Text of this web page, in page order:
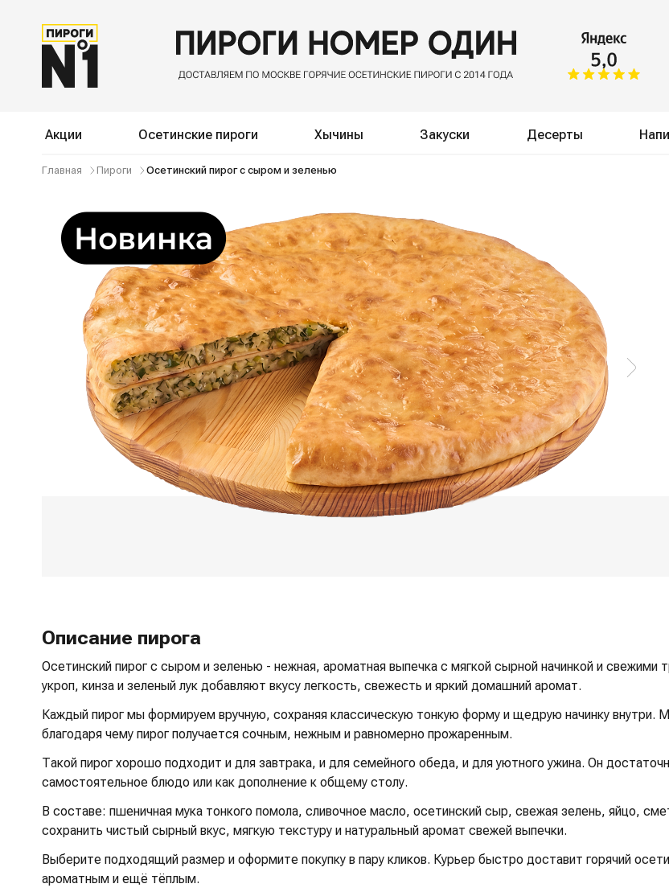
Акции Осетинские пироги Хычины Закуски Десерты
Главная Пироги Осетинский пирог с сыром и зеленью
Описание пирога
Осетинский пирог с сыром и зеленью - нежная, ароматная выпечка с мягкой сырной начинкой и свежими
укроп, кинза и зеленый лук добавляют вкусу легкость, свежесть и яркий домашний аромат.
Каждый пирог мы формируем вручную, сохраняя классическую тонкую форму и щедрую начинку внутри.
благодаря чему пирог получается сочным, нежным и равномерно прожаренным.
Такой пирог хорошо подходит и для завтрака, и для семейного обеда, и для уютного ужина. Он
самостоятельное блюдо или как дополнение к общему столу.
В составе: пшеничная мука тонкого помола, сливочное масло, осетинский сыр, свежая зелень, яйцо,
сохранить чистый сырный вкус, мягкую текстуру и натуральный аромат свежей выпечки.
Выберите подходящий размер и оформите покупку в пару кликов. Курьер быстро доставит горячий
ароматным и ещё тёплым.